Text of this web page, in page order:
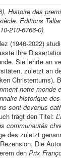
Histoire des
Éditions
210-6766-0).
(1946-2022)
ihre
Sie lehrte an
zuletzt an
Christentums).
notre monde
historique
sont devenus
trägt den Titel:
communautés
des zuletzt
Die
den Prix